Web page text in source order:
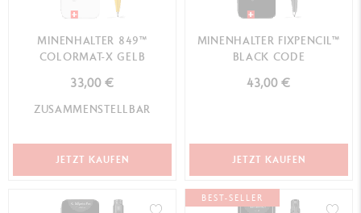
MINENHALTER 849™
COLORMAT-X GELB
33,00 €
ZUSAMMENSTELLBAR
JETZT KAUFEN
MINENHALTER FIXPENCIL™
BLACK CODE
43,00 €
JETZT KAUFEN
BEST-SELLER